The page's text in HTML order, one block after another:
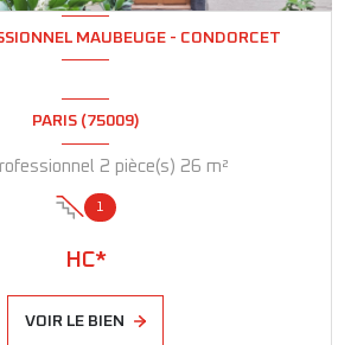
MAUBEUGE - CONDORCET
PARIS (75009)
Local professionnel 2 pièce(s) 26 m²
1
HC*
VOIR LE BIEN